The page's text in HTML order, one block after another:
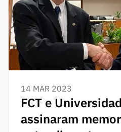
14 MAR 2023
FCT e
assinaram